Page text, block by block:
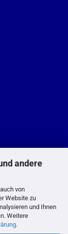
andere
von
Website zu
und Ihnen
Weitere
.